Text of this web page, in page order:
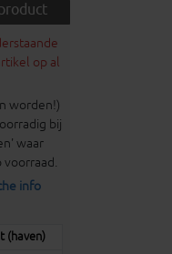
op al
worden!)
bij
waar
voorraad.
info
(haven)